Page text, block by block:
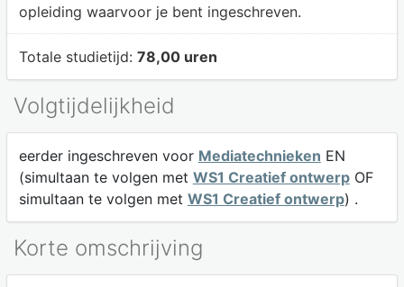
opleiding waarvoor je bent ingeschreven.
Totale studietijd: 78,00 uren
Volgtijdelijkheid
eerder ingeschreven voor Mediatechnieken EN
(simultaan te volgen met WS1 Creatief ontwerpOF
simultaan te volgen met WS1 Creatief ontwerp) .
Korte omschrijving